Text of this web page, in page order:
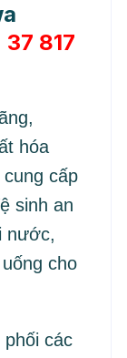
817
hóa
cấp
sinh an
nước,
cho
phối các